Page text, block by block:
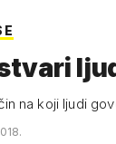
na koji ljudi